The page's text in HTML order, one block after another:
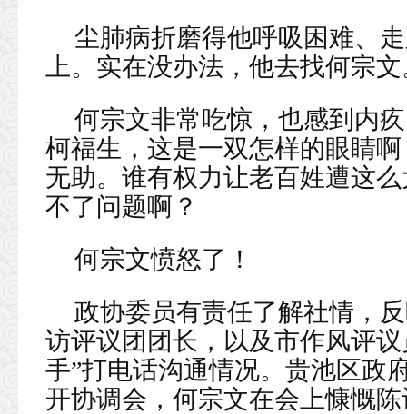
尘肺病折磨得他呼吸困难、
上。实在没办法，他去找何宗
何宗文非常吃惊，也感到内
柯福生，这是一双怎样的眼睛
无助。谁有权力让老百姓遭这
不了问题啊？
何宗文愤怒了！
政协委员有责任了解社情，
访评议团团长，以及市作风评
手”打电话沟通情况。贵池区政
开协调会，何宗文在会上慷慨